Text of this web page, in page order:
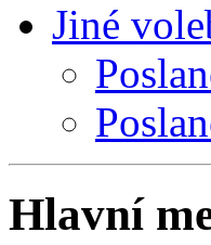
Jiné
Hlavní